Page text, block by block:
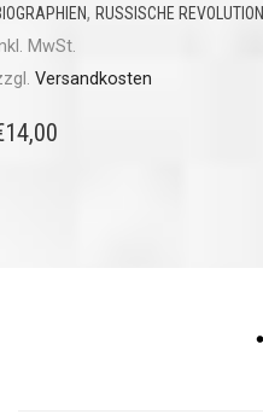
, RUSSISCHE REVOLUTION
MwSt.
Versandkosten
14,00